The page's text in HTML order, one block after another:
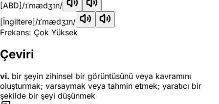
[ABD] /ɪˈmædʒɪn/
[İngiltere]/ɪˈmædʒɪn/
Frekans: Çok Yüksek
Çeviri
vi. bir şeyin zihinsel bir görüntüsünü veya kavramını
oluşturmak; varsaymak veya tahmin etmek; yaratıcı bir
şekilde bir şeyi düşünmek